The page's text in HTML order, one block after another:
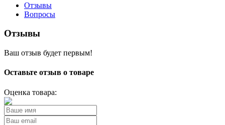
Отзывы
Вопросы
Отзывы
Ваш отзыв будет первым!
Оставьте отзыв о товаре
Оценка товара: